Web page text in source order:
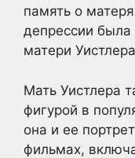
память о
депрессии была
матери
Мать Уистлера
фигурой в
она и ее
фильмах,